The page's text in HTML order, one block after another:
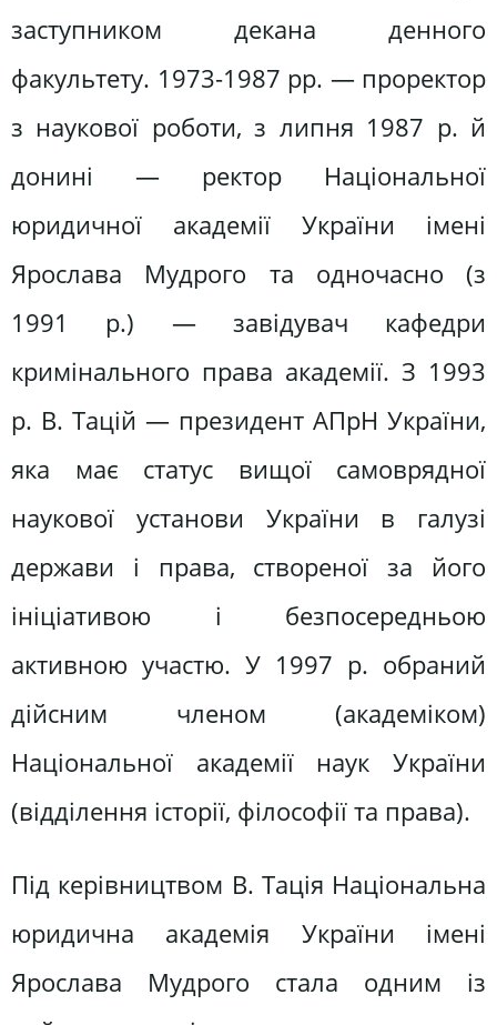
заступником декана денного
факультету. 1973-1987 рр. — проректор
з наукової роботи, з липня 1987 р. й
донині — ректор Національної
юридичної академії України імені
Ярослава Мудрого та одночасно (з
1991 р.) — завідувач кафедри
кримінального права академії. З 1993
р. В. Тацій — президент АПрН України,
яка має статус вищої самоврядної
наукової установи України в галузі
держави і права, створеної за його
ініціативою і безпосередньою
активною участю. У 1997 р. обраний
дійсним членом (академіком)
Національної академії наук України
(відділення історії, філософії та права).
Під керівництвом В. Тація Національна
юридична академія України імені
Ярослава Мудрого стала одним із